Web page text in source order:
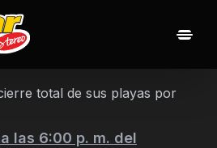
popularisimas
total de sus playas por
las 6:00 p. m. del